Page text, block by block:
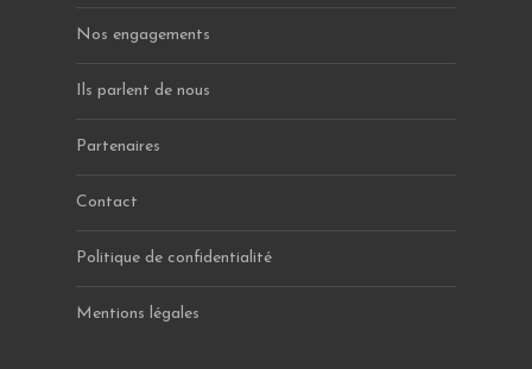
Nos engagements
Ils parlent de nous
Partenaires
Contact
Politique de confidentialité
Mentions légales